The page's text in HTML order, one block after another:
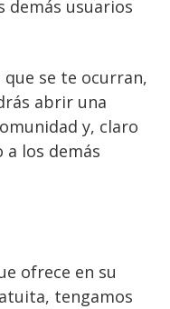
demás usuarios
se te ocurran,
abrir una
y, claro
los demás
ofrece en su
tengamos